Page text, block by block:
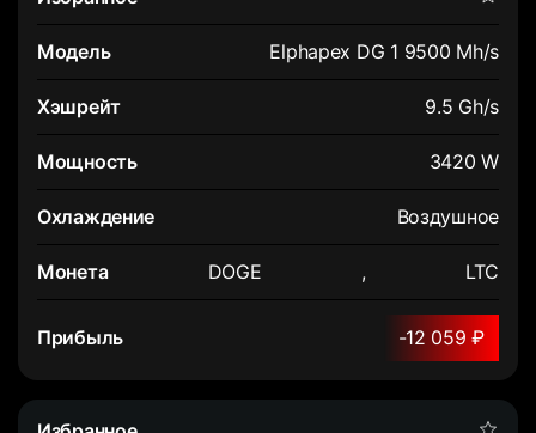
Elphapex DG 1 9500 Mh/s
9.5 Gh/s
3420 W
Воздушное
DOGE , LTC
-12 059 ₽